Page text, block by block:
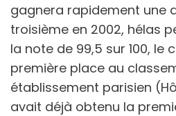
gagnera rapidement une
troisième en 2002, hélas
la note de 99,5 sur 100, le
première place au
établissement parisien
avait déjà obtenu la